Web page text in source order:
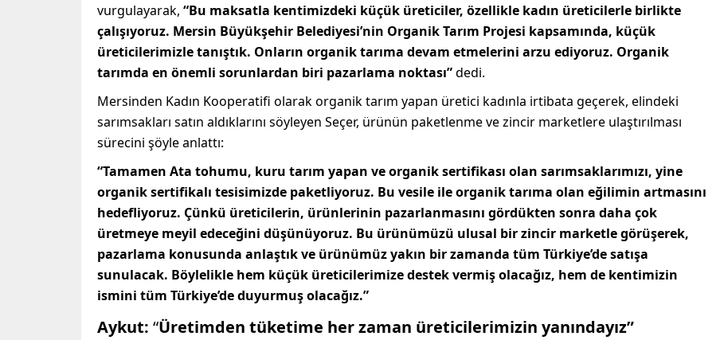
vurgulayarak, “Bu maksatla kentimizdeki küçük üreticiler, özellikle kadın üreticilerle birlikte
çalışıyoruz. Mersin Büyükşehir Belediyesi’nin Organik Tarım Projesi kapsamında, küçük
üreticilerimizle tanıştık. Onların organik tarıma devam etmelerini arzu ediyoruz. Organik
tarımda en önemli sorunlardan biri pazarlama noktası”dedi.
Mersinden Kadın Kooperatifi olarak organik tarım yapan üretici kadınla irtibata geçerek, elindeki
sarımsakları satın aldıklarını söyleyen Seçer, ürünün paketlenme ve zincir marketlere ulaştırılması
sürecini şöyle anlattı:
“Tamamen Ata tohumu, kuru tarım yapan ve organik sertifikası olan sarımsaklarımızı, yine
organik sertifikalı tesisimizde paketliyoruz. Bu vesile ile organik tarıma olan eğilimin artmasını
hedefliyoruz. Çünkü üreticilerin, ürünlerinin pazarlanmasını gördükten sonra daha çok
üretmeye meyil edeceğini düşünüyoruz. Bu ürünümüzü ulusal bir zincir marketle görüşerek,
pazarlama konusunda anlaştık ve ürünümüz yakın bir zamanda tüm Türkiye’de satışa
sunulacak. Böylelikle hem küçük üreticilerimize destek vermiş olacağız, hem de kentimizin
ismini tüm Türkiye’de duyurmuş olacağız.”
Aykut: “Üretimden tüketime her zaman üreticilerimizin yanındayız”